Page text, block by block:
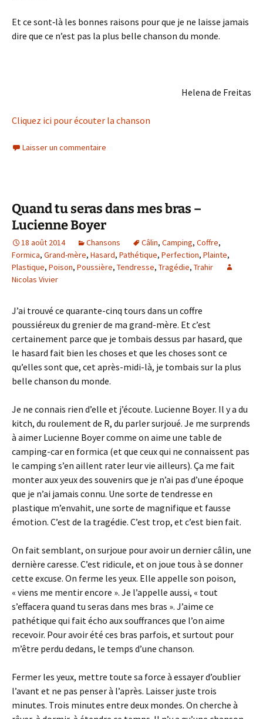
Et ce sont‑là les bonnes raisons pour que je ne laisse jamais
dire que ce n’est pas la plus belle chanson du monde.
Helena de Freitas
Cliquez ici pour écouter la chanson
Laisser un commentaire
Quand tu seras dans mes bras –
Lucienne Boyer
18 août 2014 Chansons Câlin, Camping, Coffre,
Formica, Grand-mère, Hasard, Pathétique, Perfection, Plainte,
Plastique, Poison, Poussière, Tendresse, Tragédie, Trahir
Nicolas Vivier
J’ai trouvé ce quarante-cinq tours dans un coffre
poussiéreux du grenier de ma grand-mère. Et c’est
certainement parce que je tombais dessus par hasard, que
le hasard fait bien les choses et que les choses sont ce
qu’elles sont que, cet après-midi-là, je tombais sur la plus
belle chanson du monde.
Je ne connais rien d’elle et j’écoute. Lucienne Boyer. Il y a du
kitch, du roulement de R, du parler surjoué. Je me surprends
à aimer Lucienne Boyer comme on aime une table de
camping-car en formica (et que ceux qui ne connaissent pas
le camping s’en aillent rater leur vie ailleurs). Ça me fait
monter aux yeux des souvenirs que je n’ai pas d’une époque
que je n’ai jamais connu. Une sorte de tendresse en
plastique m’envahit, une sorte de magnifique et fausse
émotion. C’est de la tragédie. C’est trop, et c’est bien fait.
On fait semblant, on surjoue pour avoir un dernier câlin, une
dernière caresse. C’est ridicule, et on joue tous à se donner
cette excuse. On ferme les yeux. Elle appelle son poison,
« viens me mentir encore ». Je l’appelle aussi, « tout
s’effacera quand tu seras dans mes bras ». J’aime ce
pathétique qui fait écho aux souffrances que l’on aime
recevoir. Pour avoir été ces bras parfois, et surtout pour
m’être perdu dedans, le temps d’une chanson.
Fermer les yeux, mettre toute sa force à essayer d’oublier
l’avant et ne pas penser à l’après. Laisser juste trois
minutes. Trois minutes entre deux mondes. On cherche à